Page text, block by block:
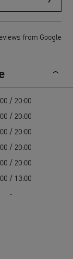
from Google
/ 20:00
/ 20:00
/ 20:00
/ 20:00
/ 20:00
/ 13:00
-